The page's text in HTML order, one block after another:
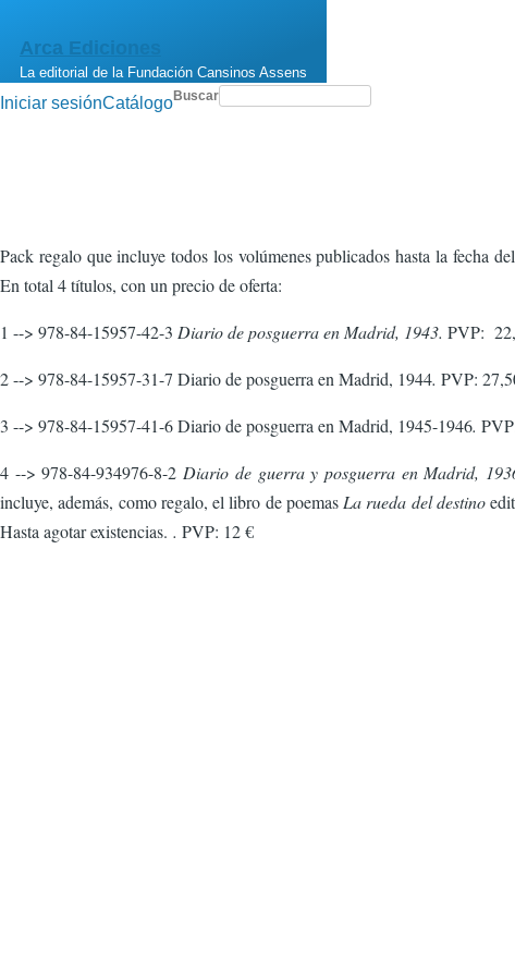
Arca Ediciones
La editorial de la Fundación Cansinos Assens
Menú
Iniciar sesiónCatálogoBuscar
Pack regalo que incluye todos los volúmenes publicados hasta la fecha
En total 4 títulos, con un precio de oferta:
1 --> 978-84-15957-42-3 Diario de posguerra en Madrid, 1943. PVP:
2 --> 978-84-15957-31-7 Diario de posguerra en Madrid, 1944. PVP:
3 --> 978-84-15957-41-6 Diario de posguerra en Madrid, 1945-1946.
4 --> 978-84-934976-8-2 Diario de guerra y posguerra en Madrid,
incluye, además, como regalo, el libro de poemas La rueda del destino
Hasta agotar existencias. . PVP: 12 €